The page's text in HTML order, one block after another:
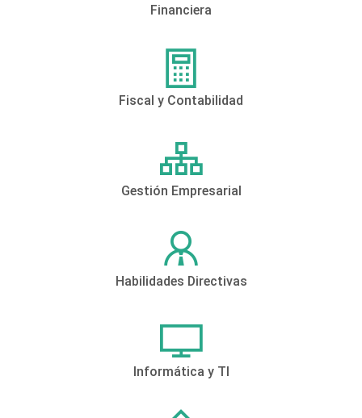
Financiera
Fiscal y Contabilidad
Gestión Empresarial
Habilidades Directivas
Informática y TI